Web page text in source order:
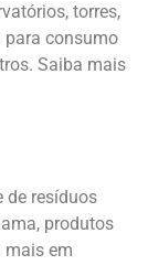
torres,
para consumo
Saiba mais
de resíduos
produtos
mais em